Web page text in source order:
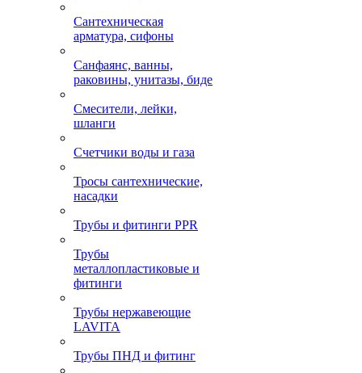
Сантехническая
арматура, сифоны
Санфаянс, ванны,
раковины, унитазы, биде
Смесители, лейки,
шланги
Счетчики воды и газа
Тросы сантехнические,
насадки
Трубы и фитинги PPR
Трубы
металлопластиковые и
фитинги
Трубы нержавеющие
LAVITA
Трубы ПНД и фитинг